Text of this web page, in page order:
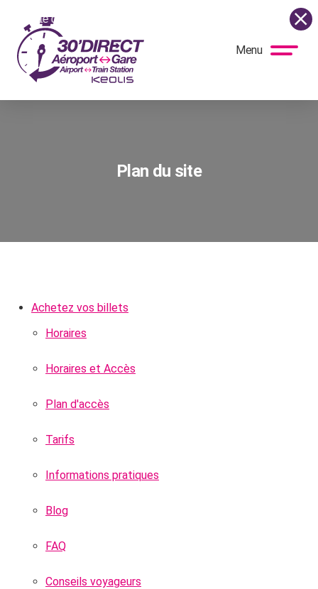
DIRECT
Menu
Plan du site
Achetez vos billets
Horaires
Horaires et Accès
Plan d'accès
Tarifs
Informations pratiques
Blog
FAQ
Conseils voyageurs
navette circulera normalement le samedi 15 août ! Vous